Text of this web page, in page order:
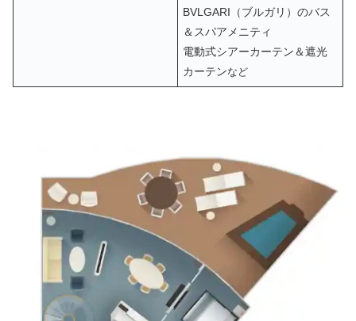
BVLGARI（ブルガリ）のバス
＆スパアメニティ
電動式シアーカーテン＆遮光
カーテンなど